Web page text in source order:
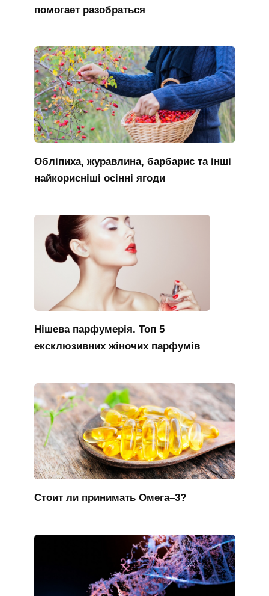
помогает разобраться
Обліпиха, журавлина, барбарис та інші
найкорисніші осінні ягоди
Нішева парфумерія. Топ 5
ексклюзивних жіночих парфумів
Стоит ли принимать Омега–3?